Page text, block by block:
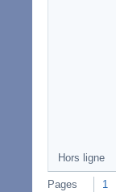
Hors ligne
Pages 1